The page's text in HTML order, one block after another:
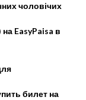
чоловічих
EasyPaisa в
билет на